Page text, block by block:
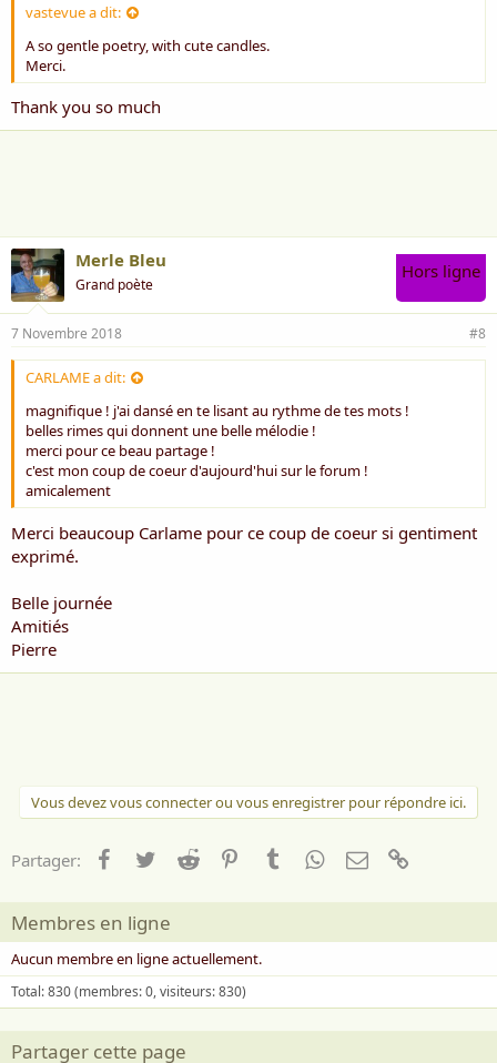
vastevue a dit:
A so gentle poetry, with cute candles.
Merci.
Thank you so much
Merle Bleu
Grand poète
Hors ligne
7 Novembre 2018 #8
CARLAME a dit:
magnifique ! j'ai dansé en te lisant au rythme de tes mots !
belles rimes qui donnent une belle mélodie !
merci pour ce beau partage !
c'est mon coup de coeur d'aujourd'hui sur le forum !
amicalement
Merci beaucoup Carlame pour ce coup de coeur si gentiment
exprimé.
Belle journée
Amitiés
Pierre
Vous devez vous connecter ou vous enregistrer pour répondre ici.
Partager: Facebook
TwitterReddit PinterestTumblrWhatsApp
Email
Membres en ligne
Aucun membre en ligne actuellement.
Total: 830 (membres: 0, visiteurs: 830)
Partager cette page